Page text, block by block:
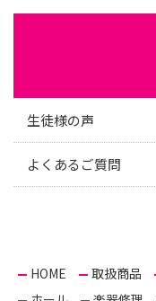
生徒様の声
よくあるご質問
HOME 取扱商品